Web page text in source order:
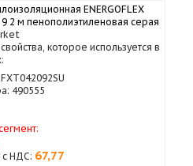
ENERGOFLEX
9 2 м пенополиэтиленовая серая
которое используется в
490555
НДС: 67,77